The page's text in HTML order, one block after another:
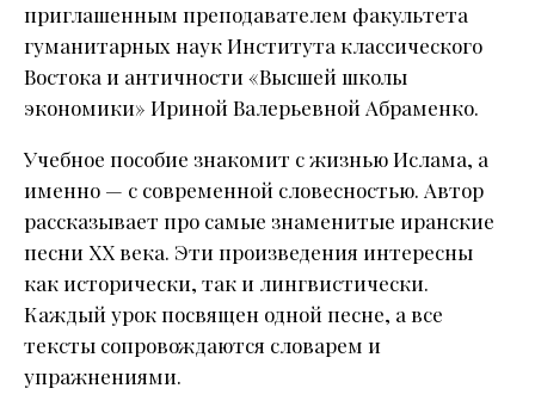
приглашенным преподавателем факультета
гуманитарных наук Института классического
Востока и античности «Высшей школы
экономики» Ириной Валерьевной Абраменко.
Учебное пособие знакомит с жизнью Ислама, а
именно — с современной словесностью. Автор
рассказывает про самые знаменитые иранские
песни XX века. Эти произведения интересны
как исторически, так и лингвистически.
Каждый урок посвящен одной песне, а все
тексты сопровождаются словарем и
упражнениями.